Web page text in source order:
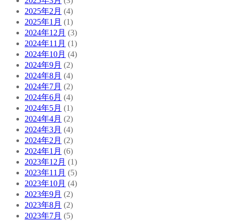
2025年2月 (4)
2025年1月 (1)
2024年12月 (3)
2024年11月 (1)
2024年10月 (4)
2024年9月 (2)
2024年8月 (4)
2024年7月 (2)
2024年6月 (4)
2024年5月 (1)
2024年4月 (2)
2024年3月 (4)
2024年2月 (2)
2024年1月 (6)
2023年12月 (1)
2023年11月 (5)
2023年10月 (4)
2023年9月 (2)
2023年8月 (2)
2023年7月 (5)